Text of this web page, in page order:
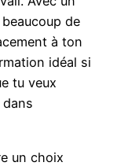
de
à ton
idéal si
tu veux
un choix